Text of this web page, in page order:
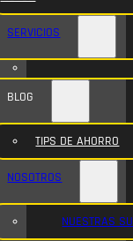
SERVICIOS
BLOG
TIPS DE AHORRO
NOSOTROS
NUESTRAS